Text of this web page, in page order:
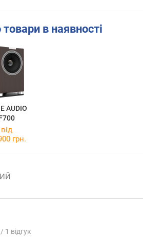
в наявності
AUDIO
від
грн.
1 відгук